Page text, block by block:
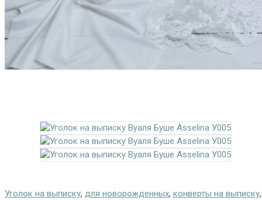
Уголок на выписку, для новорожденных, конверты на выписку,